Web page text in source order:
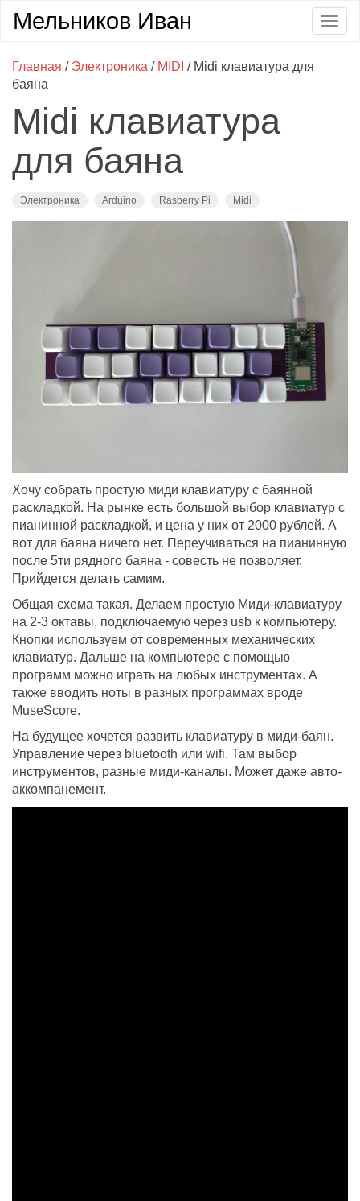
Мельников Иван
Главная / Электроника / MIDI / Midi клавиатура для
баяна
Midi клавиатура
для баяна
Электроника Arduino Rasberry Pi Midi
Хочу собрать простую миди клавиатуру с баянной
раскладкой. На рынке есть большой выбор клавиатур с
пианинной раскладкой, и цена у них от 2000 рублей. А
вот для баяна ничего нет. Переучиваться на пианинную
после 5ти рядного баяна - совесть не позволяет.
Прийдется делать самим.
Общая схема такая. Делаем простую Миди-клавиатуру
на 2-3 октавы, подключаемую через usb к компьютеру.
Кнопки используем от современных механических
клавиатур. Дальше на компьютере с помощью
программ можно играть на любых инструментах. А
также вводить ноты в разных программах вроде
MuseScore.
На будущее хочется развить клавиатуру в миди-баян.
Управление через bluetooth или wifi. Там выбор
инструментов, разные миди-каналы. Может даже авто-
аккомпанемент.